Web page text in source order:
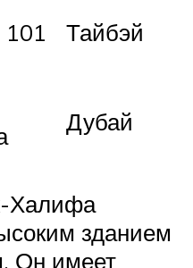
101 Тайбэй
Дубай
Халифа
зданием
Он имеет